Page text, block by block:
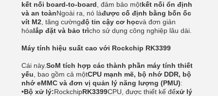
kết nối board-to-board , đảm bảo mộtkết nối ổn định
và an toànNgoài ra, nó làđược cố định bằng bốn ốc
vít M2 , tăng cườngđộ tin cậy cơ họcvà đơn giản
hóalắp đặt và bảo trìcho sử dụng công nghiệp lâu dài.
Máy tính hiệu suất cao với Rockchip RK3399
Cái này.SoM tích hợp các thành phần máy tính thiết
yếu , bao gồm cả mộtCPU mạnh mẽ, bộ nhớ DDR, bộ
nhớ eMMC và đơn vị quản lý năng lượng (PMU):
•Bộ xử lý:RockchipRK3399CPU, được thiết kế đểxử lý